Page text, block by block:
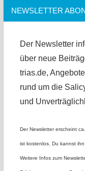
NEWSLETTER
Der Newsletter
über neue
trias.de,
rund um die
und
Der Newsletter erscheint
ist kostenlos. Du kannst
Weitere Infos zum